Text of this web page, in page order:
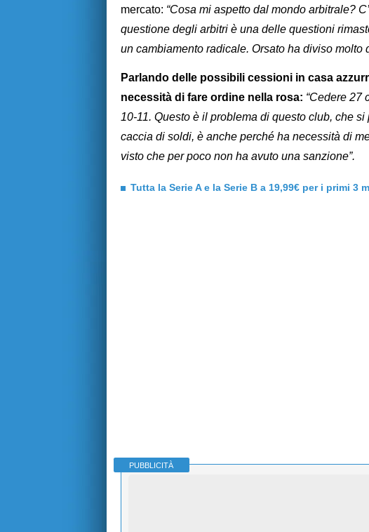
mercato: “Cosa mi aspetto dal mondo arbitrale?
questione degli arbitri è una delle questioni
un cambiamento radicale. Orsato ha diviso molto
Parlando delle possibili cessioni in casa
necessità di fare ordine nella rosa: “Cedere 27
10-11. Questo è il problema di questo club, che
caccia di soldi, è anche perché ha necessità di
visto che per poco non ha avuto una sanzione”.
Tutta la Serie A e la Serie B a 19,99€ per i primi 3
PUBBLICITÀ